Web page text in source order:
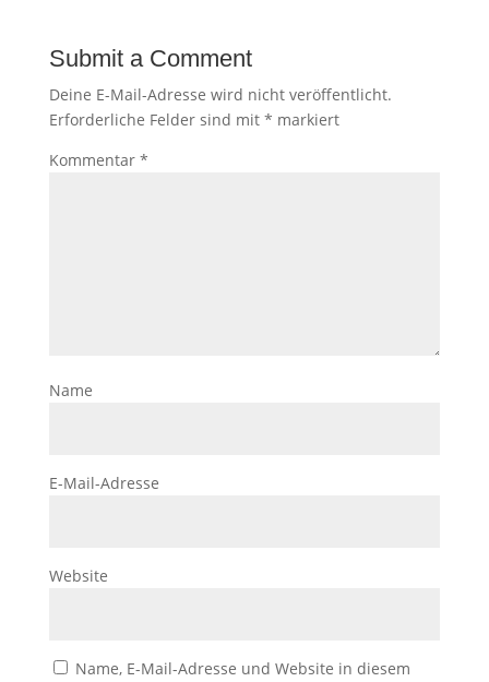
Submit a Comment
Deine E-Mail-Adresse wird nicht veröffentlicht.
Erforderliche Felder sind mit * markiert
Kommentar *
Name
E-Mail-Adresse
Website
Name, E-Mail-Adresse und Website in diesem